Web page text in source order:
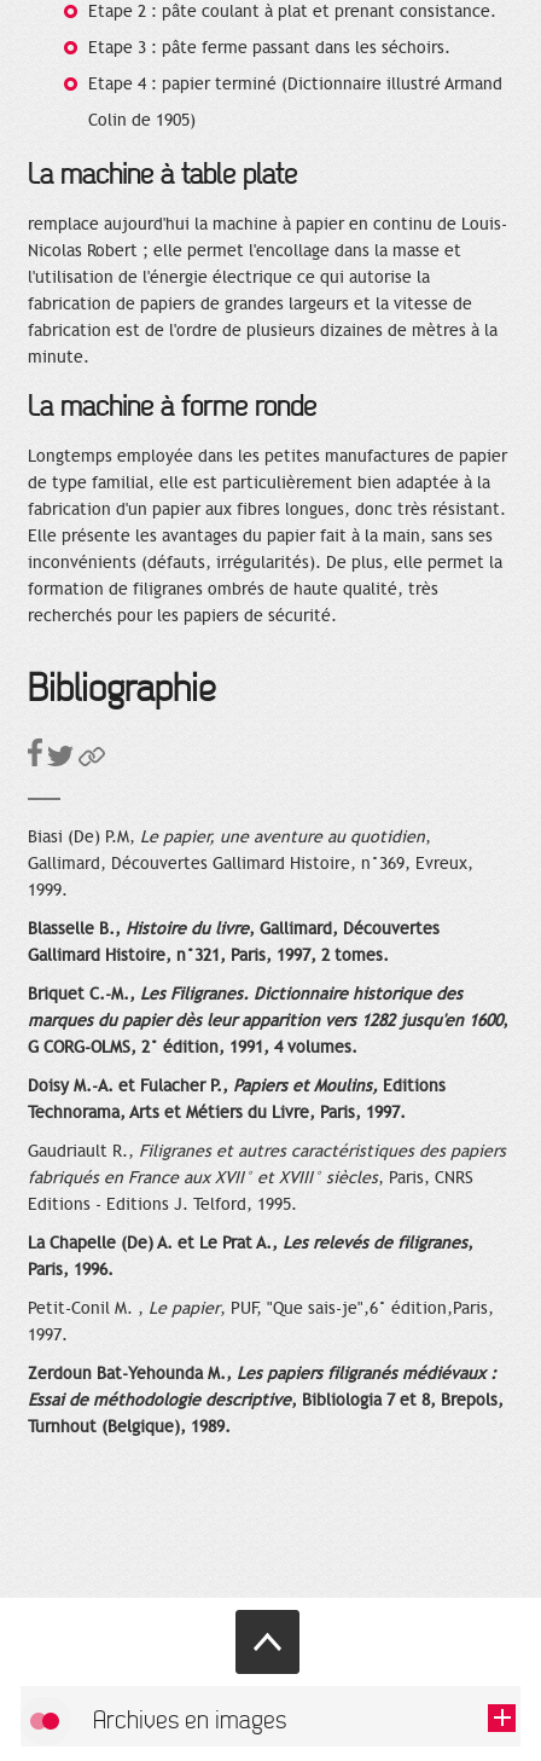
Etape 2 : pâte coulant à plat et prenant consistance.
Etape 3 : pâte ferme passant dans les séchoirs.
Etape 4 : papier terminé (Dictionnaire illustré Armand
Colin de 1905)
La machine à table plate
remplace aujourd'hui la machine à papier en continu de Louis-
Nicolas Robert ; elle permet l'encollage dans la masse et
l'utilisation de l'énergie électrique ce qui autorise la
fabrication de papiers de grandes largeurs et la vitesse de
fabrication est de l'ordre de plusieurs dizaines de mètres à la
minute.
La machine à forme ronde
Longtemps employée dans les petites manufactures de papier
de type familial, elle est particulièrement bien adaptée à la
fabrication d'un papier aux fibres longues, donc très résistant.
Elle présente les avantages du papier fait à la main, sans ses
inconvénients (défauts, irrégularités). De plus, elle permet la
formation de filigranes ombrés de haute qualité, très
recherchés pour les papiers de sécurité.
Bibliographie
Biasi (De) P.M, Le papier, une aventure au quotidien,
Gallimard, Découvertes Gallimard Histoire, n°369, Evreux,
1999.
Blasselle B., Histoire du livre, Gallimard, Découvertes
Gallimard Histoire, n°321, Paris, 1997, 2 tomes.
Briquet C.-M., Les Filigranes. Dictionnaire historique des
marques du papier dès leur apparition vers 1282 jusqu'en 1600,
G CORG-OLMS, 2° édition, 1991, 4 volumes.
Doisy M.-A. et Fulacher P., Papiers et Moulins, Editions
Technorama, Arts et Métiers du Livre, Paris, 1997.
Gaudriault R., Filigranes et autres caractéristiques des papiers
fabriqués en France aux XVII° et XVIII° siècles, Paris, CNRS
Editions - Editions J. Telford, 1995.
La Chapelle (De) A. et Le Prat A., Les relevés de filigranes,
Paris, 1996.
Petit-Conil M. , Le papier, PUF, "Que sais-je",6° édition,Paris,
1997.
Zerdoun Bat-Yehounda M., Les papiers filigranés médiévaux :
Essai de méthodologie descriptive, Bibliologia 7 et 8, Brepols,
Turnhout (Belgique), 1989.
Archives en images